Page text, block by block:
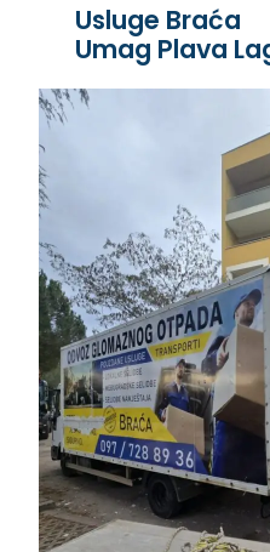
Usluge Braća
Umag Plava